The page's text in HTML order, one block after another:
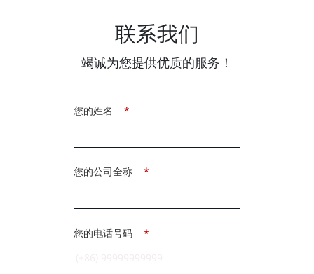
联系我们
竭诚为您提供优质的服务！
*
您的姓名
*
您的公司全称
*
您的电话号码